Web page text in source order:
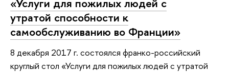
«Услуги для пожилых людей с
утратой способности к
самообслуживанию во Франции»
8 декабря 2017 г. состоялся франко-российский
круглый стол «Услуги для пожилых людей с утратой